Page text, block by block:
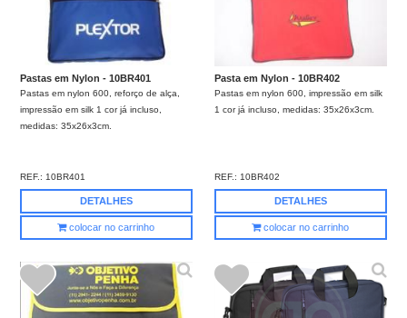
Pastas em Nylon - 10BR401
Pastas em nylon 600, reforço de alça,
impressão em silk 1 cor já incluso,
medidas: 35x26x3cm.
REF.: 10BR401
DETALHES
colocar no carrinho
Pasta em Nylon - 10BR402
Pastas em nylon 600, impressão em silk
1 cor já incluso, medidas: 35x26x3cm.
REF.: 10BR402
DETALHES
colocar no carrinho